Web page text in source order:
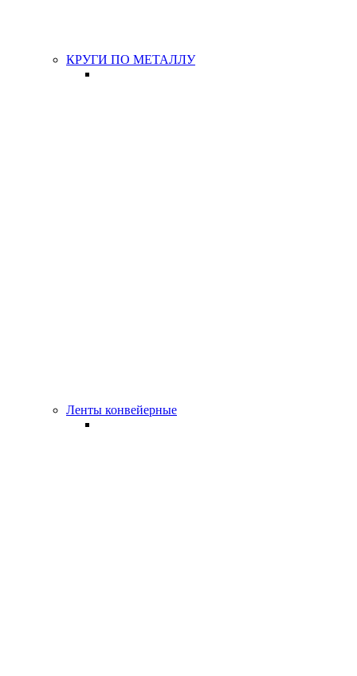
КРУГИ ПО МЕТАЛЛУ
Ленты конвейерные